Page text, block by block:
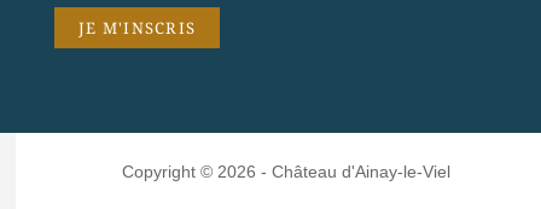
Copyright © 2026 - Château d'Ainay-le-Viel